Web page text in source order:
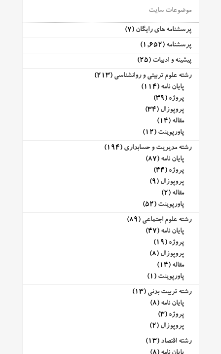
موضوعات سایت
پرسشنامه های رایگان (7)
پرسشنامه (1,652)
پیشینه و ادبیات (25)
رشته علوم تربیتی و روانشناسی (213)
پایان نامه (114)
پروژه (39)
پروپوزال (34)
مقاله (14)
پاورپوینت (12)
رشته مدیریت و حسابداری (194)
پایان نامه (87)
پروژه (44)
پروپوزال (9)
مقاله (2)
پاورپوینت (52)
رشته علوم اجتماعی (89)
پایان نامه (47)
پروژه (19)
پروپوزال (8)
مقاله (14)
پاورپوینت (1)
رشته تربیت بدنی (13)
پایان نامه (8)
پروژه (3)
پروپوزال (2)
رشته اقتصاد (13)